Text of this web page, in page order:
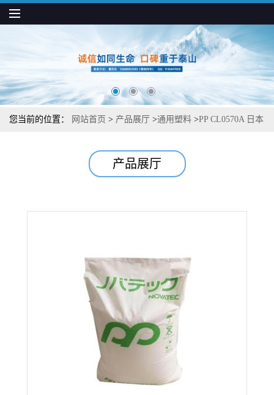
您当前的位置： 网站首页 > 产品展厅 >通用塑料 >PP CL0570A 日本
产品展厅